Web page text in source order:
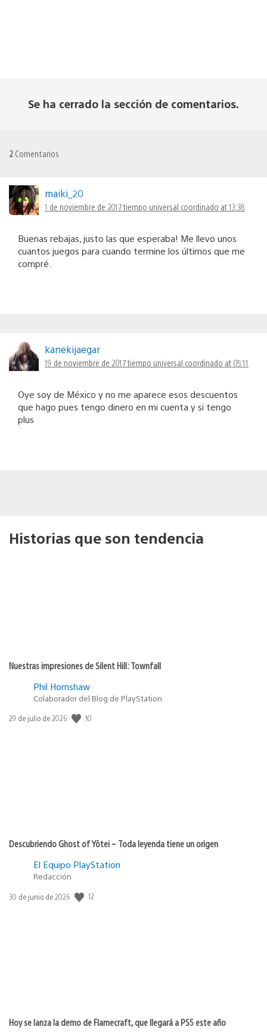
Se ha cerrado la sección de comentarios.
2 Comentarios
maiki_20
1 de noviembre de 2017 tiempo universal coordinado at 13:38
Buenas rebajas, justo las que esperaba! Me llevo unos
cuantos juegos para cuando termine los últimos que me
compré.
kanekijaegar
19 de noviembre de 2017 tiempo universal coordinado at 05:11
Oye soy de México y no me aparece esos descuentos
que hago pues tengo dinero en mi cuenta y si tengo
plus
Historias que son tendencia
Nuestras impresiones de Silent Hill: Townfall
Phil Hornshaw
Colaborador del Blog de PlayStation
Fecha
29 de julio de 2026 10
Descubriendo Ghost of Yōtei – Toda leyenda tiene un origen
El Equipo PlayStation
Redacción
Fecha
30 de junio de 2026 12
Hoy se lanza la demo de Flamecraft, que llegará a PS5 este año